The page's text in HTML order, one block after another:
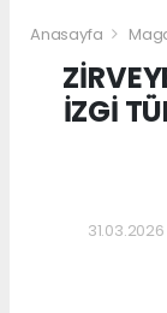
Anasayfa
İZGİ